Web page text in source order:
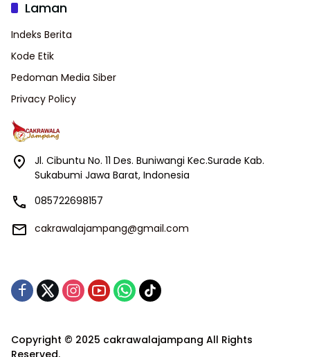
Laman
Indeks Berita
Kode Etik
Pedoman Media Siber
Privacy Policy
Jl. Cibuntu No. 11 Des. Buniwangi Kec.Surade Kab.
Sukabumi Jawa Barat, Indonesia
085722698157
cakrawalajampang@gmail.com
Copyright © 2025 cakrawalajampang All Rights
Reserved.